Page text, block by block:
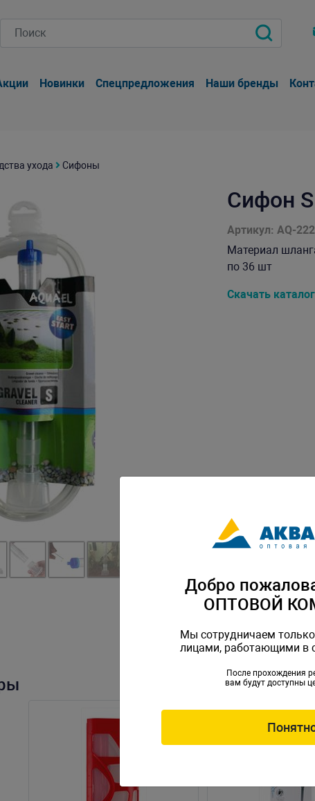
Новинки Спецпредложения Наши бренды
ухода Сифоны
Сифон
Артикул: AQ-
Материал
по 36 шт
Скачать каталог
Добро
ОПТОВОЙ
Мы сотрудничаем
лицами, работающими в
После прохождения
вам будут доступны